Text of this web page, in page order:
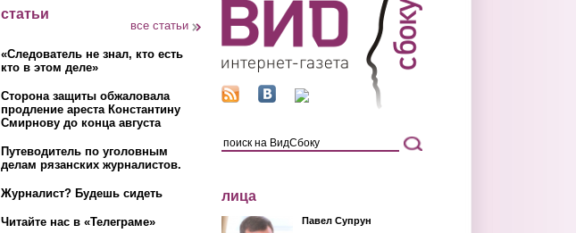
статьи
все статьи
«Следователь не знал, кто есть
кто в этом деле»
Сторона защиты обжаловала
продление ареста Константину
Смирнову до конца августа
Путеводитель по уголовным
делам рязанских журналистов.
Журналист? Будешь сидеть
Читайте нас в «Телеграме»
лица
Павел Супрун